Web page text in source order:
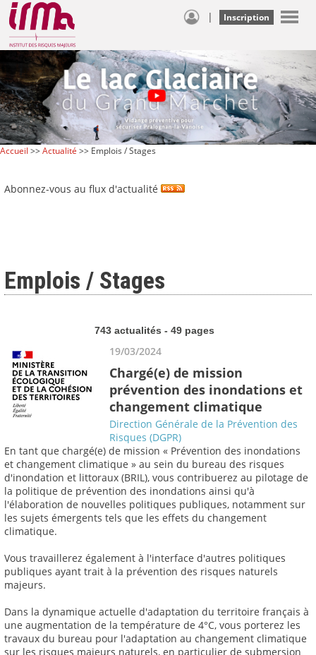
| Inscription
Accueil >>Actualité >> Emplois / Stages
Abonnez-vous au flux d'actualité
Emplois / Stages
743 actualités - 49 pages
19/03/2024
Chargé(e) de mission
prévention des inondations et
changement climatique
Direction Générale de la Prévention des
Risques (DGPR)
En tant que chargé(e) de mission « Prévention des inondations
et changement climatique » au sein du bureau des risques
d'inondation et littoraux (BRIL), vous contribuerez au pilotage de
la politique de prévention des inondations ainsi qu'à
l'élaboration de nouvelles politiques publiques, notamment sur
les sujets émergents tels que les effets du changement
climatique.
Vous travaillerez également à l'interface d'autres politiques
publiques ayant trait à la prévention des risques naturels
majeurs.
Dans la dynamique actuelle d'adaptation du territoire français à
une augmentation de la température de 4°C, vous porterez les
travaux du bureau pour l'adaptation au changement climatique
sur les risques majeurs naturels, en particulier de submersion